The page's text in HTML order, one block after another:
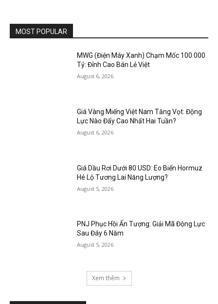
MOST POPULAR
MWG (Điện Máy Xanh) Chạm Mốc 100.000
Tỷ: Đỉnh Cao Bán Lẻ Việt
August 6, 2026
Giá Vàng Miếng Việt Nam Tăng Vọt: Động
Lực Nào Đẩy Cao Nhất Hai Tuần?
August 6, 2026
Giá Dầu Rơi Dưới 80 USD: Eo Biển Hormuz
Hé Lộ Tương Lai Năng Lượng?
August 5, 2026
PNJ Phục Hồi Ấn Tượng: Giải Mã Động Lực
Sau Đáy 6 Năm
August 5, 2026
Xem thêm